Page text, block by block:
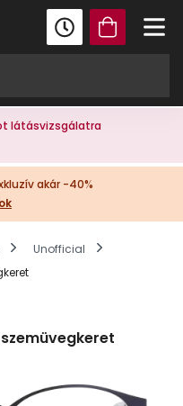
látásvizsgálatra
akár -40%
Unofficial